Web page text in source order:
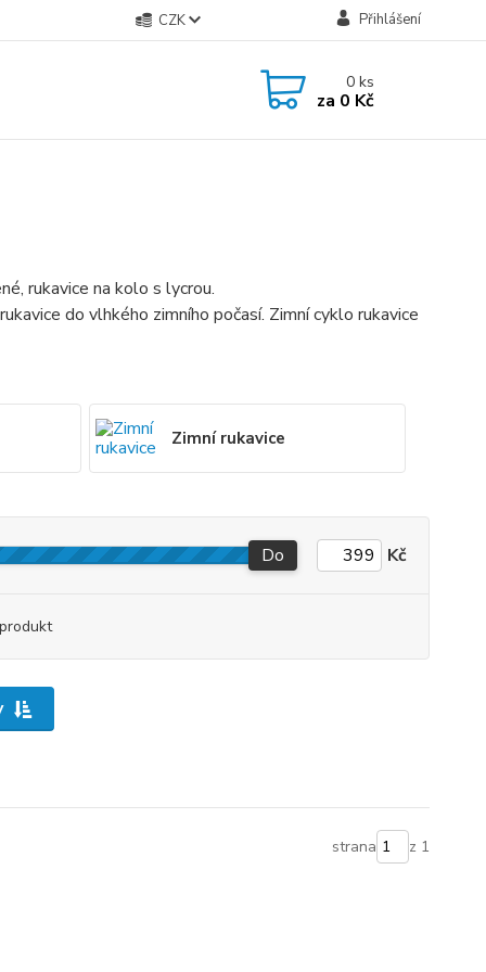
CZK Přihlášení
0ks
za 0 Kč
rukavice na kolo s lycrou.
do vlhkého zimního počasí. Zimní cyklo rukavice
Zimní rukavice
Do Kč
strana z 1